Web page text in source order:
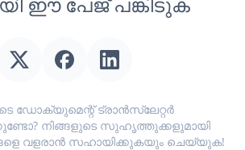
ഡോക്യുമെന്റ് ട്രാൻസ്ലേറ്റർ
നിങ്ങളുടെ സുഹൃത്തുക്കളുമായി
വളരാൻ സഹായിക്കുകയും ചെയ്യുക!